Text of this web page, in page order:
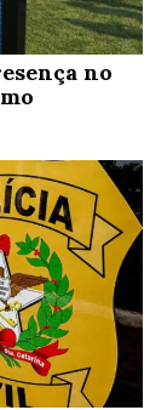
no